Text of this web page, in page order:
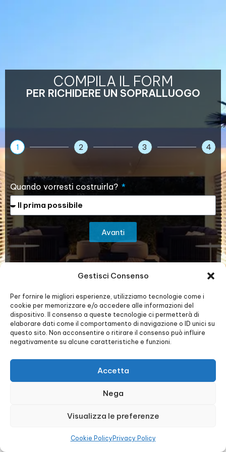
Gestisci Consenso
Per fornire le migliori esperienze, utilizziamo tecnologie come i
cookie per memorizzare e/o accedere alle informazioni del
dispositivo. Il consenso a queste tecnologie ci permetterà di
elaborare dati come il comportamento di navigazione o ID unici su
questo sito. Non acconsentire o ritirare il consenso può influire
negativamente su alcune caratteristiche e funzioni.
Accetta
Nega
Visualizza le preferenze
Cookie Policy Privacy Policy
COMPILA IL FORM
PER RICHIDERE UN SOPRALLUOGO
1 2 3 4
Quando vorresti costruirla?
Avanti